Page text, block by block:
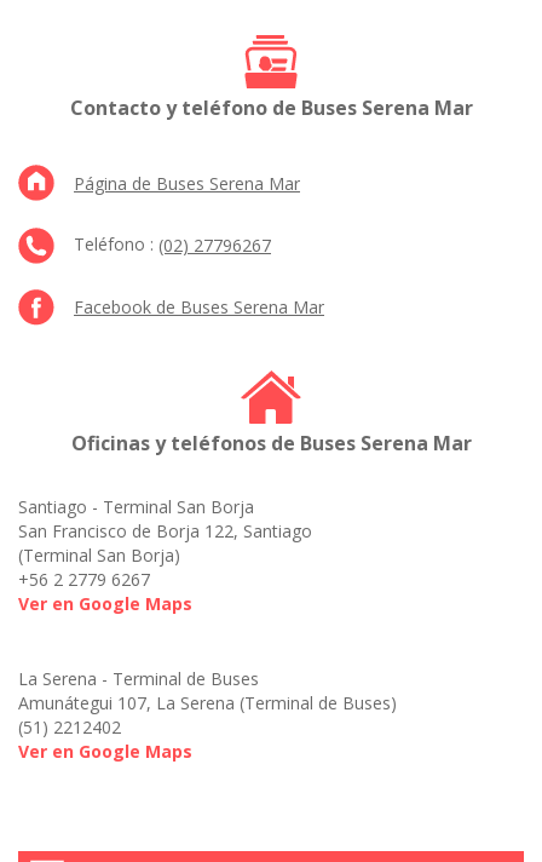
Contacto y teléfono de Buses Serena Mar
Página de Buses Serena Mar
Teléfono : (02) 27796267
Facebook de Buses Serena Mar
Oficinas y teléfonos de Buses Serena Mar
Santiago - Terminal San Borja
San Francisco de Borja 122, Santiago
(Terminal San Borja)
+56 2 2779 6267
Ver en Google Maps
La Serena - Terminal de Buses
Amunátegui 107, La Serena (Terminal de Buses)
(51) 2212402
Ver en Google Maps